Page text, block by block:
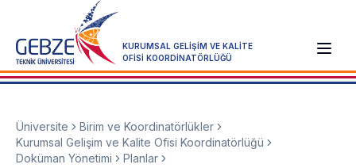
KURUMSAL GELİŞİM VE KALİTE
OFİSİ KOORDİNATÖRLÜĞÜ
Üniversite
Birim ve Koordinatörlükler
Kurumsal Gelişim ve Kalite Ofisi Koordinatörlüğü
Doküman Yönetimi
Planlar